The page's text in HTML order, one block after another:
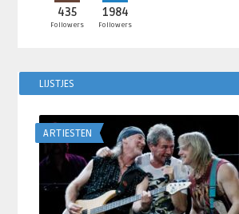
435
Followers
1984
Followers
LIJSTJES
ARTIESTEN